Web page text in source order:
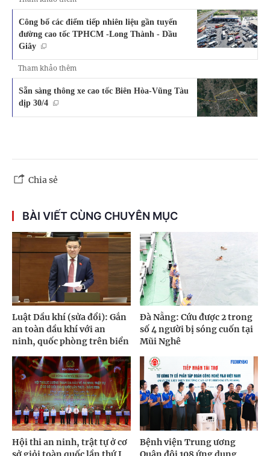
Công bố các điểm tiếp nhiên liệu gần tuyến
đường cao tốc TPHCM -Long Thành - Dầu
Giây
Tham khảo thêm
Sẵn sàng thông xe cao tốc Biên Hòa-Vũng Tàu
dịp 30/4
Chia sẻ
BÀI VIẾT CÙNG CHUYÊN MỤC
Luật Dầu khí (sửa đổi): Gắn
an toàn dầu khí với an
ninh, quốc phòng trên biển
Đà Nẵng: Cứu được 2 trong
số 4 người bị sóng cuốn tại
Mũi Nghê
Hội thi an ninh, trật tự ở cơ
Bệnh viện Trung ương